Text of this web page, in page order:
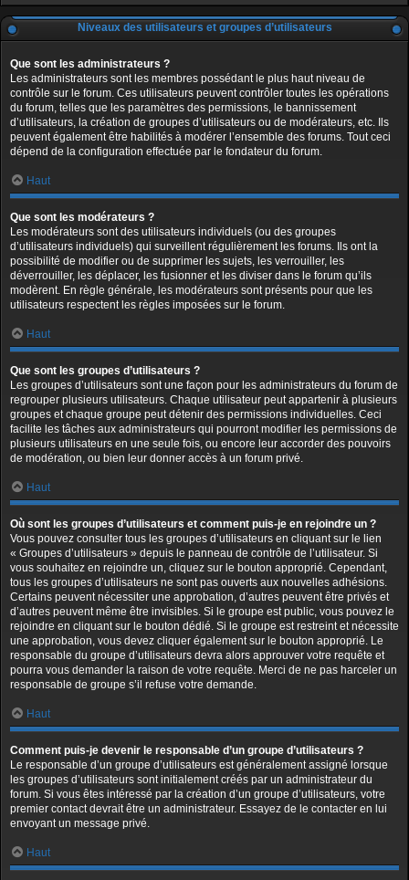
Niveaux des utilisateurs et groupes d’utilisateurs
Que sont les administrateurs ?
Les administrateurs sont les membres possédant le plus haut niveau de
contrôle sur le forum. Ces utilisateurs peuvent contrôler toutes les opérations
du forum, telles que les paramètres des permissions, le bannissement
d’utilisateurs, la création de groupes d’utilisateurs ou de modérateurs, etc. Ils
peuvent également être habilités à modérer l’ensemble des forums. Tout ceci
dépend de la configuration effectuée par le fondateur du forum.
Haut
Que sont les modérateurs ?
Les modérateurs sont des utilisateurs individuels (ou des groupes
d’utilisateurs individuels) qui surveillent régulièrement les forums. Ils ont la
possibilité de modifier ou de supprimer les sujets, les verrouiller, les
déverrouiller, les déplacer, les fusionner et les diviser dans le forum qu’ils
modèrent. En règle générale, les modérateurs sont présents pour que les
utilisateurs respectent les règles imposées sur le forum.
Haut
Que sont les groupes d’utilisateurs ?
Les groupes d’utilisateurs sont une façon pour les administrateurs du forum de
regrouper plusieurs utilisateurs. Chaque utilisateur peut appartenir à plusieurs
groupes et chaque groupe peut détenir des permissions individuelles. Ceci
facilite les tâches aux administrateurs qui pourront modifier les permissions de
plusieurs utilisateurs en une seule fois, ou encore leur accorder des pouvoirs
de modération, ou bien leur donner accès à un forum privé.
Haut
Où sont les groupes d’utilisateurs et comment puis-je en rejoindre un ?
Vous pouvez consulter tous les groupes d’utilisateurs en cliquant sur le lien
« Groupes d’utilisateurs » depuis le panneau de contrôle de l’utilisateur. Si
vous souhaitez en rejoindre un, cliquez sur le bouton approprié. Cependant,
tous les groupes d’utilisateurs ne sont pas ouverts aux nouvelles adhésions.
Certains peuvent nécessiter une approbation, d’autres peuvent être privés et
d’autres peuvent même être invisibles. Si le groupe est public, vous pouvez le
rejoindre en cliquant sur le bouton dédié. Si le groupe est restreint et nécessite
une approbation, vous devez cliquer également sur le bouton approprié. Le
responsable du groupe d’utilisateurs devra alors approuver votre requête et
pourra vous demander la raison de votre requête. Merci de ne pas harceler un
responsable de groupe s’il refuse votre demande.
Haut
Comment puis-je devenir le responsable d’un groupe d’utilisateurs ?
Le responsable d’un groupe d’utilisateurs est généralement assigné lorsque
les groupes d’utilisateurs sont initialement créés par un administrateur du
forum. Si vous êtes intéressé par la création d’un groupe d’utilisateurs, votre
premier contact devrait être un administrateur. Essayez de le contacter en lui
envoyant un message privé.
Haut